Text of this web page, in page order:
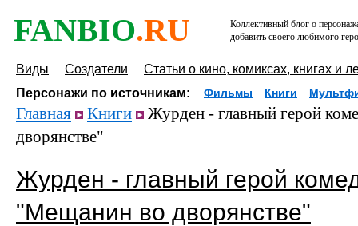
FANBIO.RU
Коллективный блог о
добавить своего любимого
Виды Создатели
Статьи о кино, комиксах, книгах и
Персонажи по источникам:
Фильмы Книги
Главная Книги
Журден - главный герой
дворянстве"
Журден - главный герой
"Мещанин во дворянстве"